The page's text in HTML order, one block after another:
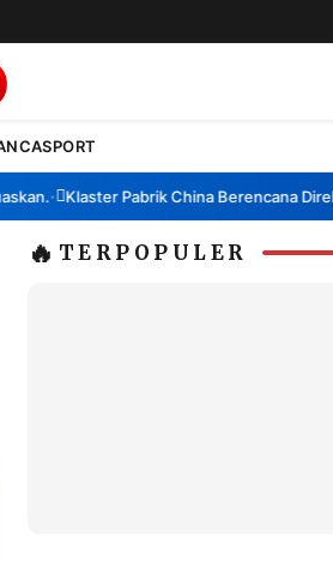
SPORT
• Klaster Pabrik China Berencana
🔥 TERPOPULER